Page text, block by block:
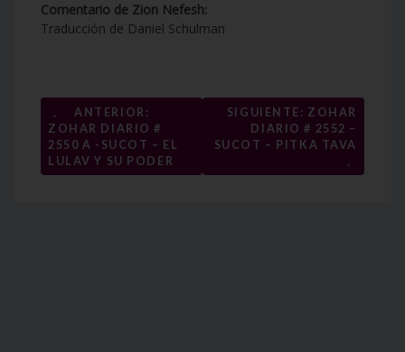
Comentario de Zion Nefesh:
Traducción de Daniel Schulman
Navegación
de
entradas
←
ANTERIOR:
ZOHAR DIARIO #
2550 A -SUCOT – EL
LULAV Y SU PODER
SIGUIENTE: ZOHAR
DIARIO # 2552 –
SUCOT – PITKA TAVA
→